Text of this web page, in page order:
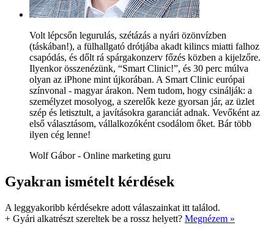
Volt lépcsőn legurulás, szétázás a nyári özönvízben
(táskában!), a fülhallgató drótjába akadt kilincs miatti falhoz
csapódás, és dőlt rá spárgakonzerv főzés közben a kijelzőre.
Ilyenkor összenézünk, “Smart Clinic!”, és 30 perc múlva
olyan az iPhone mint újkorában. A Smart Clinic európai
színvonal - magyar árakon. Nem tudom, hogy csinálják: a
személyzet mosolyog, a szerelők keze gyorsan jár, az üzlet
szép és letisztult, a javításokra garanciát adnak. Vevőként az
első választásom, vállalkozóként csodálom őket. Bár több
ilyen cég lenne!
Wolf Gábor - Online marketing guru
Gyakran ismételt kérdések
A leggyakoribb kérdésekre adott válaszainkat itt találod.
+ Gyári alkatrészt szereltek be a rossz helyett? Megnézem »